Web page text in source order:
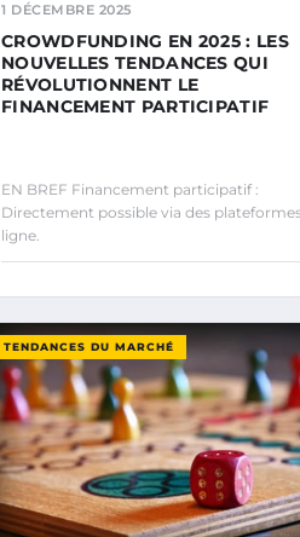
1 DÉCEMBRE 2025
CROWDFUNDING EN 2025 : LES
NOUVELLES TENDANCES QUI
RÉVOLUTIONNENT LE
FINANCEMENT PARTICIPATIF
EN BREF Financement participatif :
Directement possible via des
ligne.
TENDANCES DU MARCHÉ